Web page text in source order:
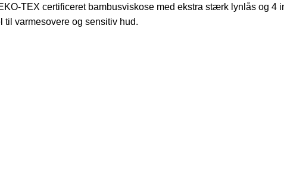
TEX certificeret bambusviskose med ekstra stærk lynlås og 4
til varmesovere og sensitiv hud.